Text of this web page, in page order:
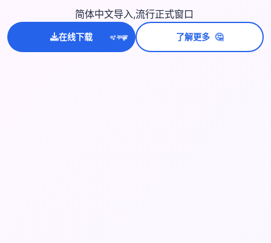
简体中文导入,流行正式窗口
在线下载 ✨⭐💫 了解更多 🤔